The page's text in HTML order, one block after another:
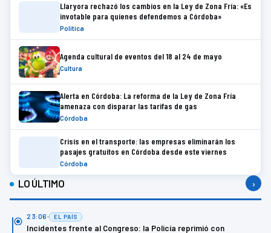
Llaryora rechazó los cambios en la Ley de Zona Fría: «Es
invotable para quienes defendemos a Córdoba»
Política
Agenda cultural de eventos del 18 al 24 de mayo
Cultura
Alerta en Córdoba: La reforma de la Ley de Zona Fría
amenaza con disparar las tarifas de gas
Córdoba
Crisis en el transporte: las empresas eliminarán los
pasajes gratuitos en Córdoba desde este viernes
Córdoba
LO ÚLTIMO ›
23:06 EL PAÍS
Incidentes frente al Congreso: la Policía reprimió con